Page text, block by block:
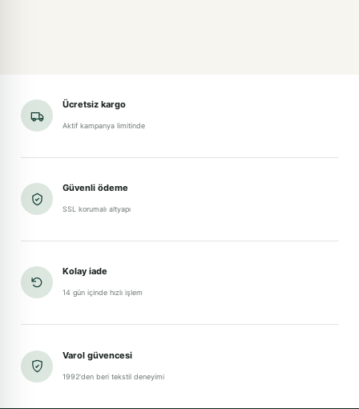
Ücretsiz kargo
Aktif kampanya limitinde
Güvenli ödeme
SSL korumalı altyapı
Kolay iade
14 gün içinde hızlı işlem
Varol güvencesi
1992'den beri tekstil deneyimi